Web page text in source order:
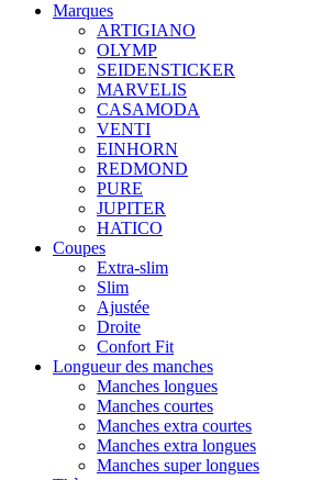
Marques
ARTIGIANO
OLYMP
SEIDENSTICKER
MARVELIS
CASAMODA
VENTI
EINHORN
REDMOND
PURE
JUPITER
HATICO
Coupes
Extra-slim
Slim
Ajustée
Droite
Confort Fit
Longueur des manches
Manches longues
Manches courtes
Manches extra courtes
Manches extra longues
Manches super longues